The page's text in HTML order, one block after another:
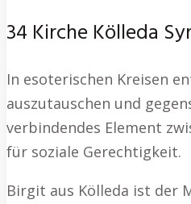
34 Kirche Kölleda
In esoterischen Kreisen
auszutauschen und
verbindendes Element
für soziale Gerechtigkeit.
Birgit aus Kölleda ist der